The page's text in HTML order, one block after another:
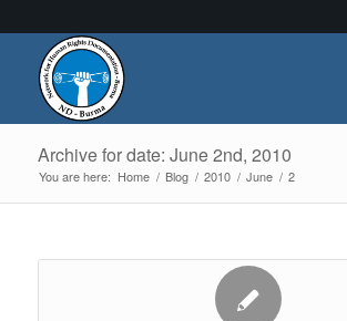
Archive for date: June 2nd, 2010
You are here: Home / Blog / 2010 / June / 2